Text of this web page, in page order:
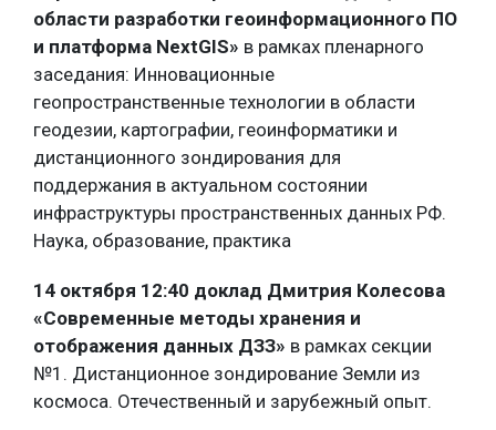
области разработки геоинформационного ПО
и платформа NextGIS» в рамках пленарного
заседания: Инновационные
геопространственные технологии в области
геодезии, картографии, геоинформатики и
дистанционного зондирования для
поддержания в актуальном состоянии
инфраструктуры пространственных данных РФ.
Наука, образование, практика
14 октября 12:40 доклад Дмитрия Колесова
«Современные методы хранения и
отображения данных ДЗЗ» в рамках секции
№1. Дистанционное зондирование Земли из
космоса. Отечественный и зарубежный опыт.